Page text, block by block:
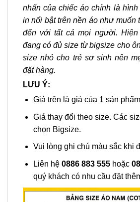
nhấn của chiếc áo chính là
in nổi bật trên nền áo như muốn
đến với tất cả mọi người.
đang có đủ size từ bigsize cho
size nhỏ cho trẻ sơ sinh nên
đặt hàng.
LƯU Ý:
Giá trên là giá của 1 sản
Giá thay đổi theo size. Các
chọn Bigsize.
Vui lòng ghi chú màu sắc khi
Liên hệ 0886 883 555hoặc
quý khách có nhu cầu đặt